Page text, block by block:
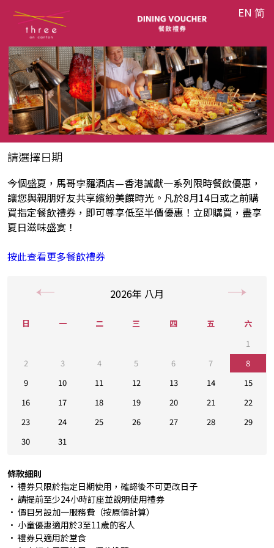
EN 简
請選擇日期
今個盛夏，馬哥孛羅酒店—香港誠獻一系列限時餐飲優惠，
讓您與親朋好友共享繽紛美饌時光。凡於8月14日或之前購
買指定餐飲禮券，即可尊享低至半價優惠！立即購買，盡享
夏日滋味盛宴！
按此查看更多餐飲禮券
2026年 八月
日 一 二 三 四 五
六
1
2
3 4 5 6 7
8
9
10 11 12 13 14
15
16
17 18 19 20 21
22
23
24 25 26 27 28
29
30
31
條款細則
• 禮券只限於指定日期使用，確認後不可更改日子
• 請提前至少24小時訂座並說明使用禮券
• 價目另設加一服務費（按原價計算）
• 小童優惠適用於3至11歲的客人
• 禮券只適用於堂食